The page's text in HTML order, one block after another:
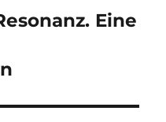
Eine